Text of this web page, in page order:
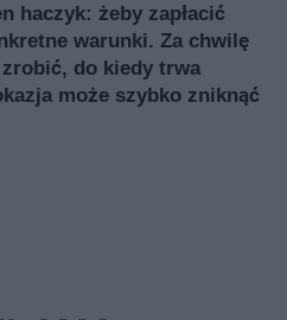
haczyk: żeby zapłacić
warunki. Za chwilę
zrobić, do kiedy trwa
może szybko zniknąć